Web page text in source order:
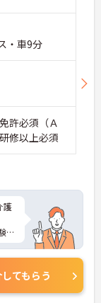
・車9分
許必須（Ａ
修以上必須
護
が
ま
の
てもらう